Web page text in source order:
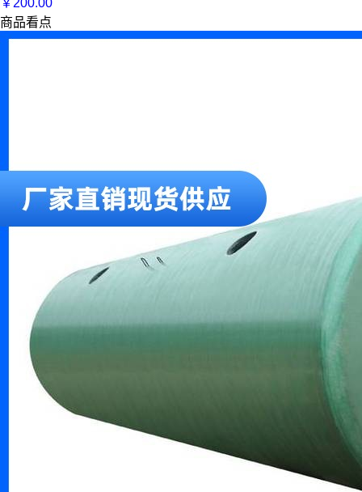
￥ 200.00
商品看点